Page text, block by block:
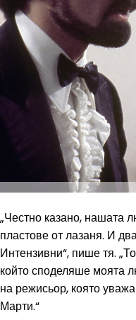
„Честно казано, нашата
пластове от лазаня. И
Интензивни“, пише тя.
който споделяше моята
на режисьор, която
Марти.“